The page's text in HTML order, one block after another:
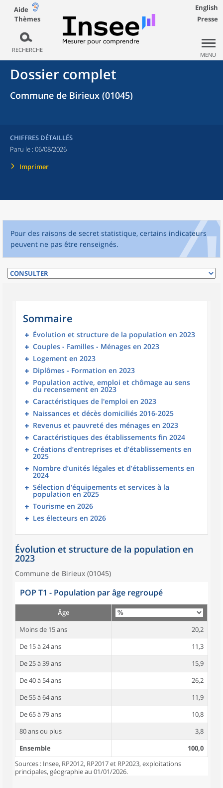
Aide
Thèmes
RECHERCHE
English
Presse
MENU
Dossier complet
Commune de Birieux (01045)
CHIFFRES DÉTAILLÉS
Paru le : 06/08/2026
Imprimer
Pour des raisons de secret statistique, certains indicateurs
peuvent ne pas être renseignés.
Sommaire
Évolution et structure de la population en 2023
Couples - Familles - Ménages en 2023
Logement en 2023
Diplômes - Formation en 2023
Population active, emploi et chômage au sens
du recensement en 2023
Caractéristiques de l'emploi en 2023
Naissances et décès domiciliés 2016-2025
Revenus et pauvreté des ménages en 2023
Caractéristiques des établissements fin 2024
Créations d’entreprises et d’établissements en
2025
Nombre d’unités légales et d’établissements en
2024
Sélection d'équipements et services à la
population en 2025
Tourisme en 2026
Les électeurs en 2026
Évolution et structure de la population en
2023
Commune de Birieux (01045)
POP T1 - Population par âge regroupé
Âge
Moins de 15 ans
20,2
De 15 à 24 ans
11,3
De 25 à 39 ans
15,9
De 40 à 54 ans
26,2
De 55 à 64 ans
11,9
De 65 à 79 ans
10,8
80 ans ou plus
3,8
Ensemble
100,0
Sources : Insee, RP2012, RP2017 et RP2023, exploitations
principales, géographie au 01/01/2026.